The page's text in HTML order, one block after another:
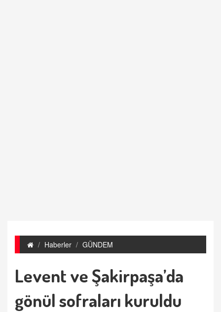
Haberler GÜNDEM
Levent ve Şakirpaşa’da
gönül sofraları kuruldu